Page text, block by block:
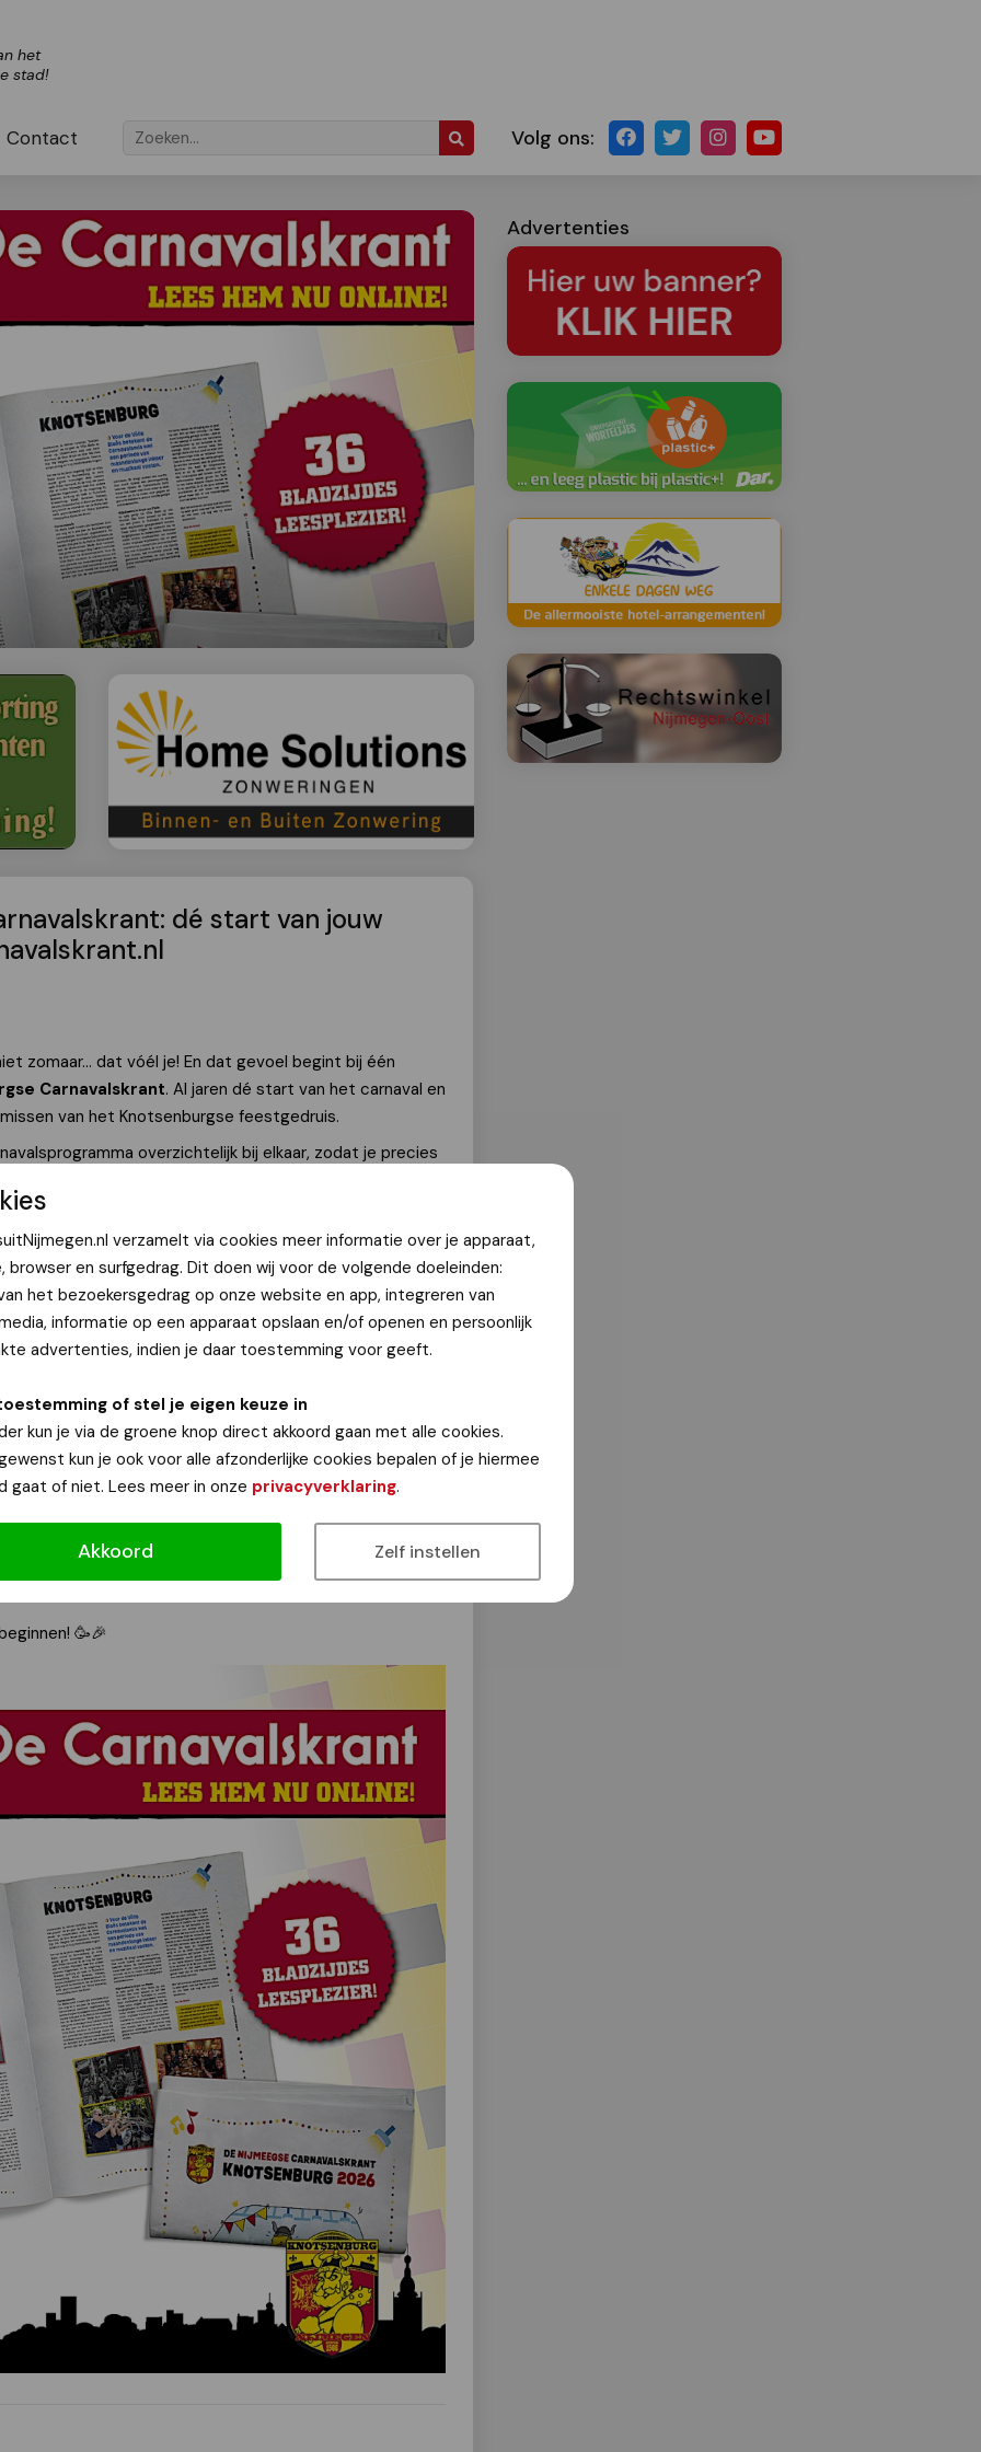
verzamelt via cookies meer informatie over je apparaat,
browser en surfgedrag. Dit doen wij voor de volgende doeleinden:
het bezoekersgedrag op onze website en app, integreren van
informatie op een apparaat opslaan en/of openen en persoonlijk
advertenties, indien je daar toestemming voor geeft.
of stel je eigen keuze in
kun je via de groene knop direct akkoord gaan met alle cookies.
kun je ook voor alle afzonderlijke cookies bepalen of je hiermee
gaat of niet. Lees meer in onze privacyverklaring.
Akkoord Zelf instellen
het
stad!
Contact Volg ons:
dé start van jouw
zomaar… dat vóél je! En dat gevoel begint bij één
Carnavalskrant. Al jaren dé start van het carnaval en
van het Knotsenburgse feestgedruis.
overzichtelijk bij elkaar, zodat je precies
je meenemen door de persoonlijke verhalen en
Jeugdprins Rover I
waarom onze tradities al generaties lang zo
Nijmeegse dweilorkesten die de straten laten swingen
Van de feestelijke25e editie van Ga mee van Café
tot de kleurrijkePeeman Stadsoptocht op zondag 15
in de krant. En uiteraard ontbreekt ook een woord van
brengt het hele Knotsenburgse carnaval samen in
plannen en vooral alvast in de stemming komen. Want
simpelweg niet compleet!
nu online op:
🥳🎉
Advertenties